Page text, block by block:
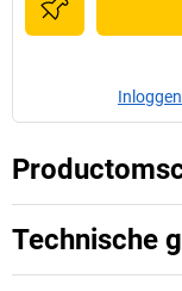
Technische